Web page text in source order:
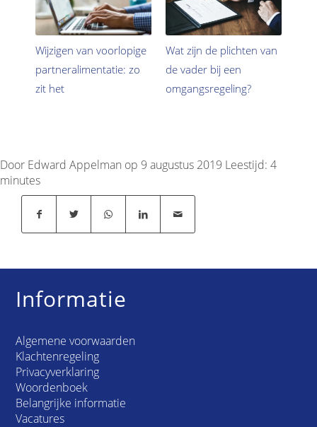
Wijzigen van voorlopige
partneralimentatie: zo
zit het
Wat zijn de plichten van
de vader bij een
omgangsregeling?
Door Edward Appelman op 9 augustus 2019 Leestijd: 4
minutes
Informatie
Algemene voorwaarden
Klachtenregeling
Privacyverklaring
Woordenboek
Belangrijke informatie
Vacatures